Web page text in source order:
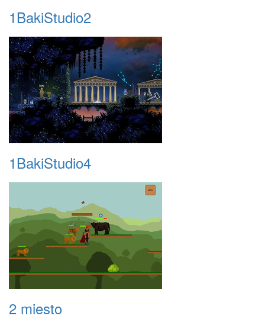
1BakiStudio2
1BakiStudio4
2 miesto